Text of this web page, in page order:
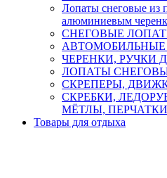
Лопаты снеговые из
алюминиевым
СНЕГОВЫЕ
ЧЕРЕНКИ, РУЧКИ
ЛОПАТЫ
СКРЕПЕРЫ,
СКРЕБКИ,
МЁТЛЫ, ПЕРЧАТКИ
Товары для отдыха